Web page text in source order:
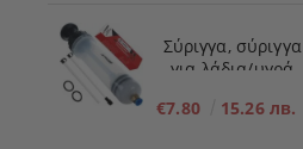
Σύριγγα, σύριγγα
για λάδια/υγρά
€7.80 15.26 лв.